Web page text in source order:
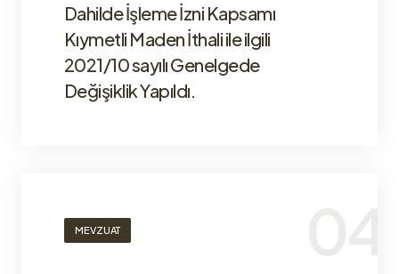
Dahilde İşleme İzni Kapsamı
Kıymetli Maden İthali ile ilgili
2021/10 sayılı Genelgede
Değişiklik Yapıldı.
MEVZUAT